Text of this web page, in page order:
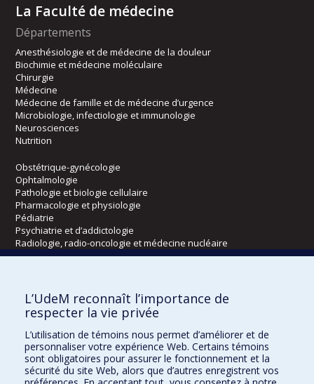
La Faculté de médecine
Départements
Anesthésiologie et de médecine de la douleur
Biochimie et médecine moléculaire
Chirurgie
Médecine
Médecine de famille et de médecine d’urgence
Microbiologie, infectiologie et immunologie
Neurosciences
Nutrition
Obstétrique-gynécologie
Ophtalmologie
Pathologie et biologie cellulaire
Pharmacologie et physiologie
Pédiatrie
Psychiatrie et d’addictologie
Radiologie, radio-oncologie et médecine nucléaire
Écoles
Kinésiologie et des sciences de l’activité physique
Orthophonie et audiologie
Réadaptation
Directions
L’UdeM reconnaît l’importance de
respecter la vie privée
L’utilisation de témoins nous permet d’améliorer et de
personnaliser votre expérience Web. Certains témoins
sont obligatoires pour assurer le fonctionnement et la
sécurité du site Web, alors que d’autres enregistrent vos